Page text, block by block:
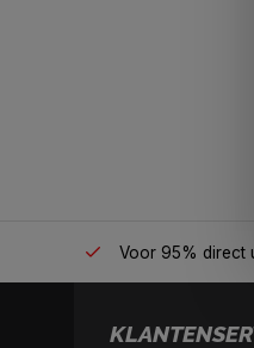
Voor 95% direct